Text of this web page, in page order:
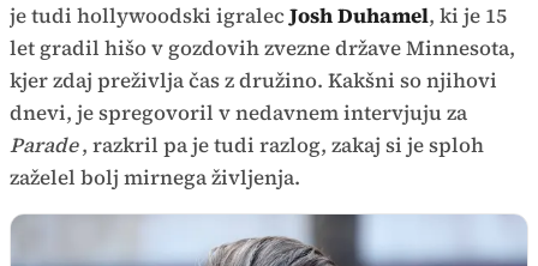
je tudi hollywoodski igralecJosh Duhamel, ki je 15
let gradil hišo v gozdovih zvezne države Minnesota,
kjer zdaj preživlja čas z družino. Kakšni so njihovi
dnevi, je spregovoril v nedavnem intervjuju za
Parade, razkril pa je tudi razlog, zakaj si je sploh
zaželel bolj mirnega življenja.